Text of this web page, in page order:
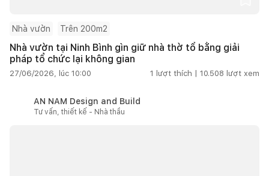
Nhà vườn Trên 200m2
Nhà vườn tại Ninh Bình gìn giữ nhà thờ tổ bằng giải
pháp tổ chức lại không gian
27/06/2026, lúc 10:00 1 lượt thích | 10.508 lượt xem
AN NAM Design and Build
Tư vấn, thiết kế - Nhà thầu